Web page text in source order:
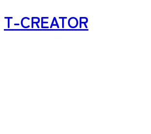
T-CREATOR